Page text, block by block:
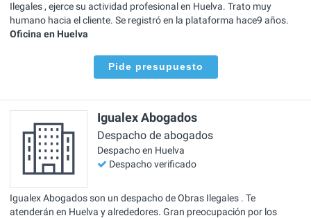
Ilegales , ejerce su actividad profesional en Huelva. Trato muy
humano hacia el cliente. Se registró en la plataforma hace9 años.
Oficina en Huelva
Pide presupuesto
Igualex Abogados
Despacho de abogados
Despacho en Huelva
Despacho verificado
Igualex Abogados son un despacho de Obras Ilegales . Te
atenderán en Huelva y alrededores. Gran preocupación por los